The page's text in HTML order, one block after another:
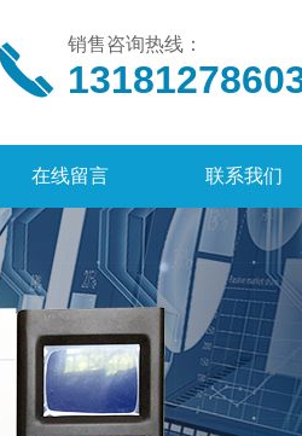
销售咨询热线：
在线留言 联系我们